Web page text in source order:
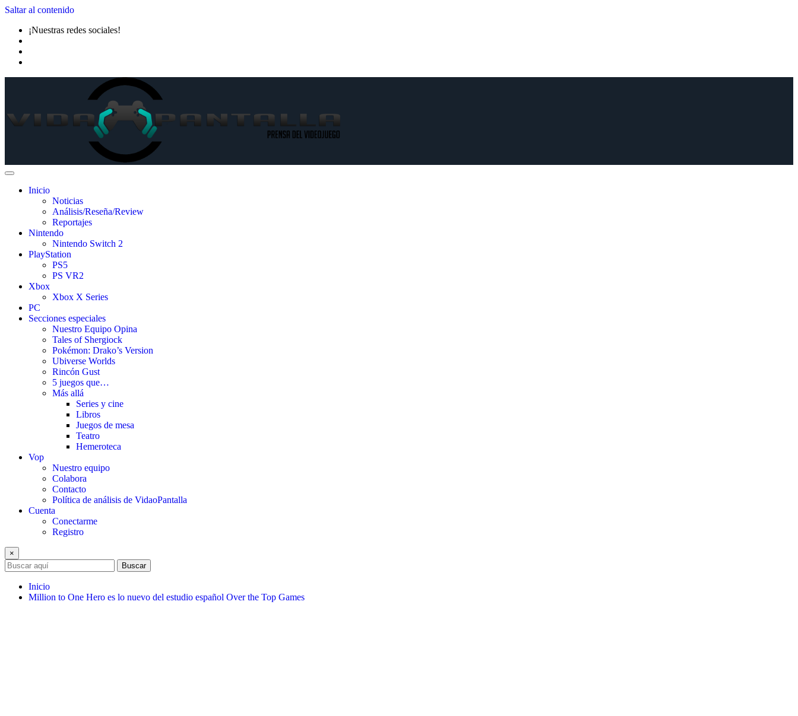
Saltar al contenido
¡Nuestras redes sociales!
Inicio
Noticias
Análisis/Reseña/Review
Reportajes
Nintendo
Nintendo Switch 2
PlayStation
PS5
PS VR2
Xbox
Xbox X Series
PC
Secciones especiales
Nuestro Equipo Opina
Tales of Shergiock
Pokémon: Drako’s Version
Ubiverse Worlds
Rincón Gust
5 juegos que…
Más allá
Series y cine
Libros
Juegos de mesa
Teatro
Hemeroteca
Vop
Nuestro equipo
Colabora
Contacto
Política de análisis de VidaoPantalla
Cuenta
Conectarme
Registro
×
Buscar
Inicio
Million to One Hero es lo nuevo del estudio español Over the Top Games